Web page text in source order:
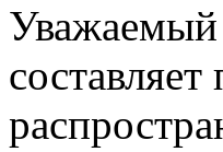
Уважаемый